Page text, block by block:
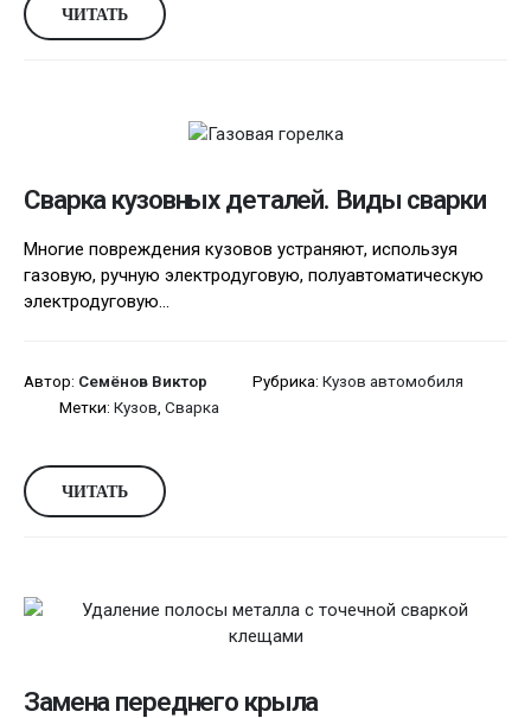
ЧИТАТЬ
Сварка кузовных деталей. Виды сварки
Многие повреждения кузовов устраняют, используя
газовую, ручную электродуговую, полуавтоматическую
электродуговую...
Автор: Семёнов Виктор Рубрика: Кузов автомобиля
Метки: Кузов Сварка
ЧИТАТЬ
Замена переднего крыла